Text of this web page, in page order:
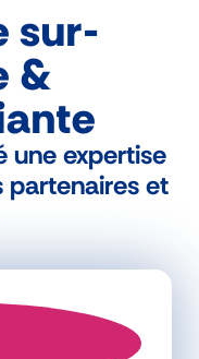
sur-
&
une expertise
partenaires et